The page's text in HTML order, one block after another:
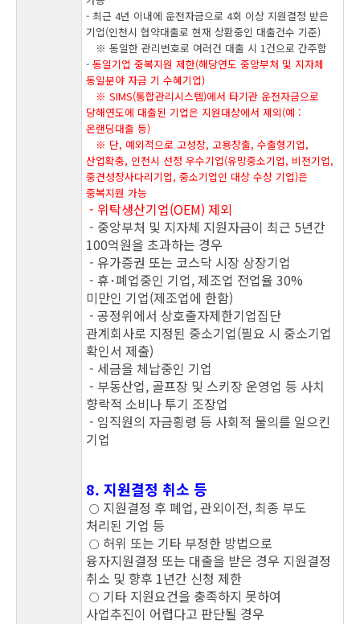
- 최근 4년 이내에 운전자금으로 4회 이상 지원결정 받은
기업(인천시 협약대출로 현재 상환중인 대출건수 기준)
※ 동일한 관리번호로 여러건 대출 시 1건으로 간주함
-동일기업 중복지원 제한(해당연도 중앙부처 및 지자체
동일분야 자금 기 수혜기업)
※ SIMS(통합관리시스템)에서 타기관 운전자금으로
당해연도에 대출된 기업은 지원대상에서 제외(예 :
온랜딩대출 등)
※ 단, 예외적으로 고성장, 고용창출, 수출형기업,
산업확충, 인천시 선정 우수기업(유망중소기업, 비전기업,
중견성장사다리기업, 중소기업인 대상 수상 기업)은
중복지원 가능
- 위탁생산기업(OEM) 제외
- 중앙부처 및 지자체 지원자금이 최근 5년간
100억원을 초과하는 경우
- 유가증권 또는 코스닥 시장 상장기업
- 휴･폐업중인 기업, 제조업 전업율 30%
미만인 기업(제조업에 한함)
- 공정위에서 상호출자제한기업집단
관계회사로 지정된 중소기업(필요 시 중소기업
확인서 제출)
- 세금을 체납중인 기업
- 부동산업, 골프장 및 스키장 운영업 등 사치
향락적 소비나 투기 조장업
- 임직원의 자금횡령 등 사회적 물의를 일으킨
기업
8. 지원결정 취소 등
○ 지원결정 후 폐업, 관외이전, 최종 부도
처리된 기업 등
○ 허위 또는 기타 부정한 방법으로
융자지원결정 또는 대출을 받은 경우 지원결정
취소 및 향후 1년간 신청 제한
○ 기타 지원요건을 충족하지 못하여
사업추진이 어렵다고 판단될 경우